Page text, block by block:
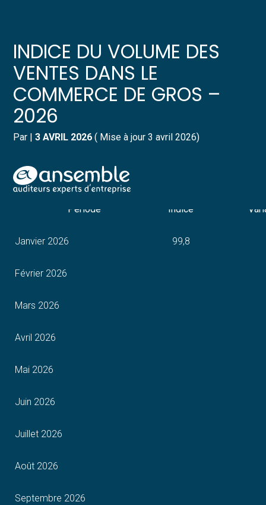
Aller
au
Gérer votre quotidien
Piloter votre entreprise
Développer votre entreprise
Structurer votre croissance
Être prêt pour la facturation
Suivre votre comptabilité
Gérer vos ressources humaines
Dématérialiser vos documents
INDICE DU VOLUME DES
VENTES DANS LE
COMMERCE DE GROS –
2026
Par |3 AVRIL 2026 ( Mise à jour 3 avril 2026)
Indice du volume des ventes dans le commerce de gros
(référence 100 en 2021)
Période Indice
Janvier 2026 99,8
Février 2026
Mars 2026
Avril 2026
Mai 2026
Juin 2026
Juillet 2026
Août 2026
Septembre 2026